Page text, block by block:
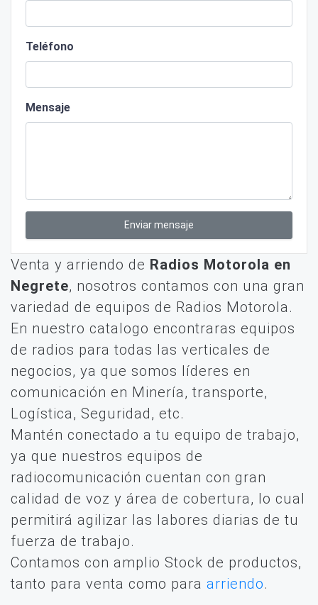
Teléfono
Mensaje
Enviar mensaje
Venta y arriendo de Radios Motorola en
Negrete, nosotros contamos con una gran
variedad de equipos de Radios Motorola.
En nuestro catalogo encontraras equipos
de radios para todas las verticales de
negocios, ya que somos líderes en
comunicación en Minería, transporte,
Logística, Seguridad, etc.
Mantén conectado a tu equipo de trabajo,
ya que nuestros equipos de
radiocomunicación cuentan con gran
calidad de voz y área de cobertura, lo cual
permitirá agilizar las labores diarias de tu
fuerza de trabajo.
Contamos con amplio Stock de productos,
tanto para venta como para arriendo.